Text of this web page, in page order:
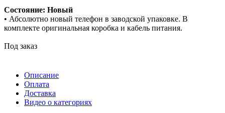
Состояние: Новый
• Абсолютно новый телефон в заводской упаковке. В
комплекте оригинальная коробка и кабель питания.
Под заказ
Описание
Оплата
Доставка
Видео о категориях